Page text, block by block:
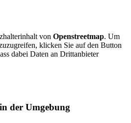
von Openstreetmap. Um
klicken Sie auf den Button
dabei Daten an Drittanbieter
der Umgebung